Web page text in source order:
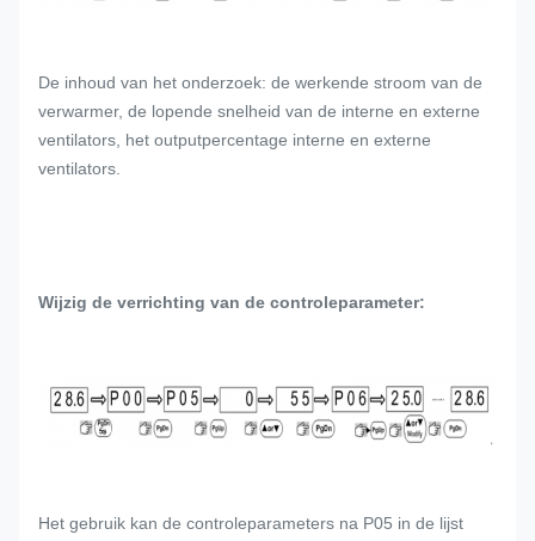
De inhoud van het onderzoek: de werkende stroom van de
verwarmer, de lopende snelheid van de interne en externe
ventilators, het outputpercentage interne en externe
ventilators.
Wijzig de verrichting van de controleparameter:
Het gebruik kan de controleparameters na P05 in de lijst